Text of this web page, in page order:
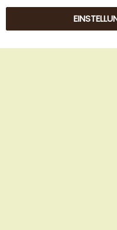
© 2025 Beans